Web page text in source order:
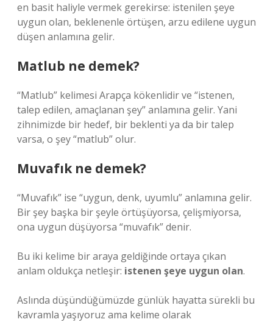
en basit haliyle vermek gerekirse: istenilen şeye
uygun olan, beklenenle örtüşen, arzu edilene uygun
düşen anlamına gelir.
Matlub ne demek?
“Matlub” kelimesi Arapça kökenlidir ve “istenen,
talep edilen, amaçlanan şey” anlamına gelir. Yani
zihnimizde bir hedef, bir beklenti ya da bir talep
varsa, o şey “matlub” olur.
Muvafık ne demek?
“Muvafık” ise “uygun, denk, uyumlu” anlamına gelir.
Bir şey başka bir şeyle örtüşüyorsa, çelişmiyorsa,
ona uygun düşüyorsa “muvafık” denir.
Bu iki kelime bir araya geldiğinde ortaya çıkan
anlam oldukça netleşir: istenen şeye uygun olan.
Aslında düşündüğümüzde günlük hayatta sürekli bu
kavramla yaşıyoruz ama kelime olarak